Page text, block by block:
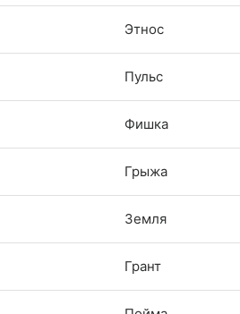
Этнос
Пульс
Фишка
Грыжа
Земля
Грант